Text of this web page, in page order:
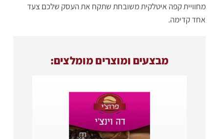
מחוויית קפה איטלקית משובחת שתקח את העסק שלכם צעד
אחד קדימה.
מבצעים ומוצרים מומלצים: